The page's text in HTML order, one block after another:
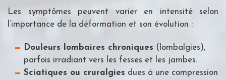
Les symptômes peuvent varier en intensité selon
l’importance de la déformation et son évolution :
Douleurs lombaires chroniques (lombalgies),
parfois irradiant vers les fesses et les jambes.
Sciatiques ou cruralgies dues à une compression